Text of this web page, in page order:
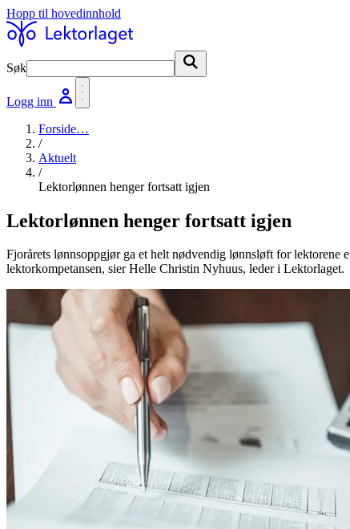
Hopp til hovedinnhold
Søk
Logg inn
Forside…
/
Aktuelt
/
Lektorlønnen henger fortsatt igjen
Lektorlønnen henger fortsatt igjen
Fjorårets lønnsoppgjør ga et helt nødvendig lønnsløft for lektorene
lektorkompetansen, sier Helle Christin Nyhuus, leder i Lektorlaget.